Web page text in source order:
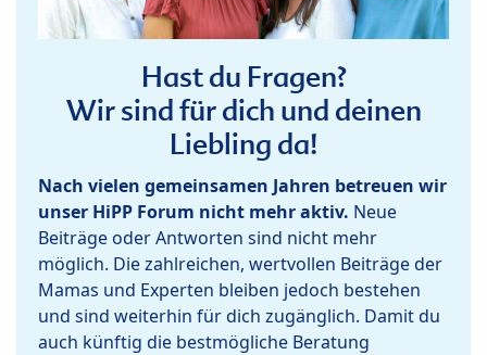
Hast du Fragen?
Wir sind für dich und deinen
Liebling da!
Nach vielen gemeinsamen Jahren betreuen wir
unser HiPP Forum nicht mehr aktiv. Neue
Beiträge oder Antworten sind nicht mehr
möglich. Die zahlreichen, wertvollen Beiträge der
Mamas und Experten bleiben jedoch bestehen
und sind weiterhin für dich zugänglich. Damit du
auch künftig die bestmögliche Beratung